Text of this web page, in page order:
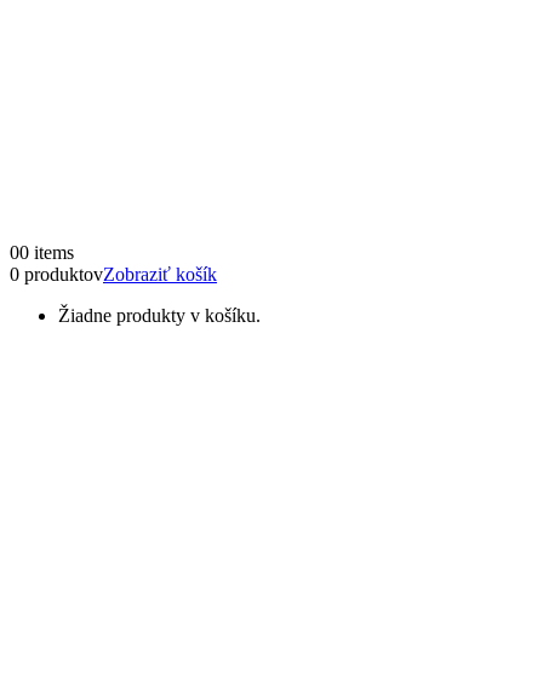
00 items
0 produktovZobraziť košík
Žiadne produkty v košíku.